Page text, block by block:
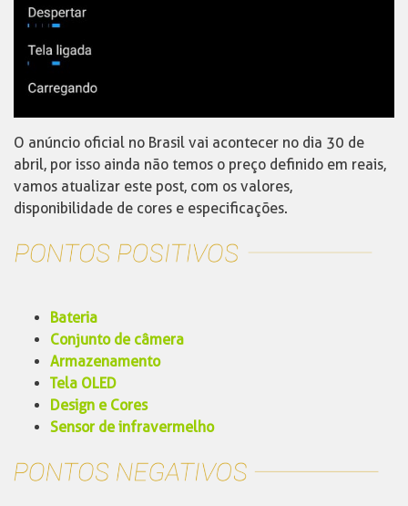
O anúncio oficial no Brasil vai acontecer no dia 30 de
abril, por isso ainda não temos o preço definido em reais,
vamos atualizar este post, com os valores,
disponibilidade de cores e especificações.
Bateria
Conjunto de câmera
Armazenamento
Tela OLED
Design e Cores
Sensor de infravermelho